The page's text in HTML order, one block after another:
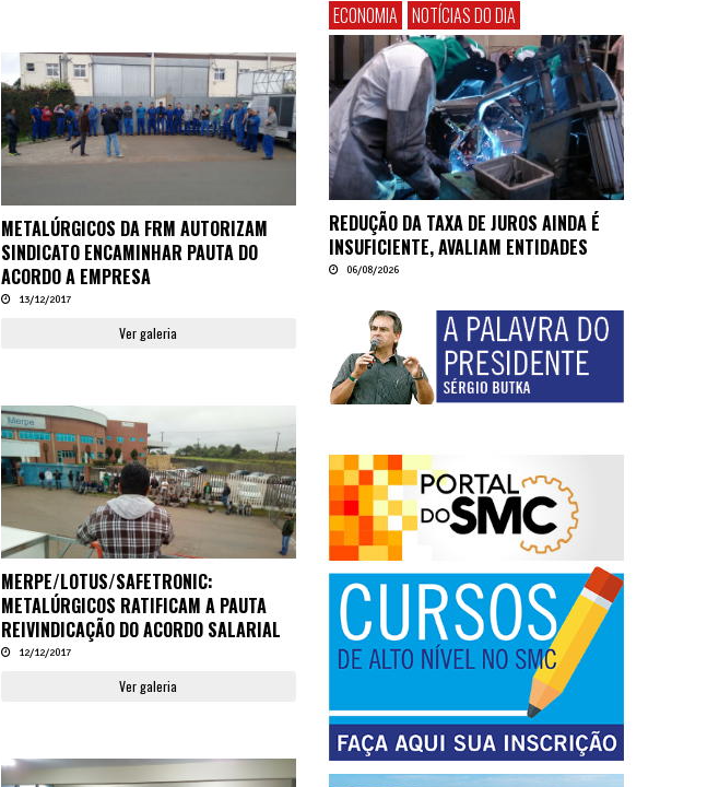
METALÚRGICOS DA FRM AUTORIZAM
SINDICATO ENCAMINHAR PAUTA DO
ACORDO A EMPRESA
13/12/2017
Ver galeria
MERPE/LOTUS/SAFETRONIC:
METALÚRGICOS RATIFICAM A PAUTA
REIVINDICAÇÃO DO ACORDO SALARIAL
12/12/2017
Ver galeria
ECONOMIA NOTÍCIAS DO DIA
REDUÇÃO DA TAXA DE JUROS AINDA É
INSUFICIENTE, AVALIAM ENTIDADES
06/08/2026